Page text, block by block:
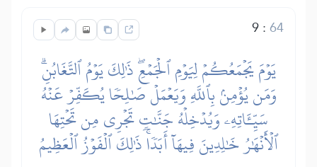
9:64
يَوۡمَ يَجۡمَعُكُمۡ لِيَوۡمِ ٱلۡجَمۡعِۖ ذَٰلِكَ يَوۡمُ ٱلتَّغَابُنِۗ
وَمَن يُؤۡمِنۢ بِٱللَّهِ وَيَعۡمَلۡ صَٰلِحٗا يُكَفِّرۡ عَنۡهُ
سَيِّـَٔاتِهِۦ وَيُدۡخِلۡهُ جَنَّٰتٖ تَجۡرِي مِن تَحۡتِهَا
ٱلۡأَنۡهَٰرُ خَٰلِدِينَ فِيهَآ أَبَدٗاۚ ذَٰلِكَ ٱلۡفَوۡزُ ٱلۡعَظِيمُ